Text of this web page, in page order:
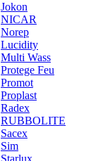
Jokon
NICAR
Norep
Lucidity
Multi Wass
Protege Feu
Promot
Proplast
Radex
RUBBOLITE
Sacex
Sim
Starlux